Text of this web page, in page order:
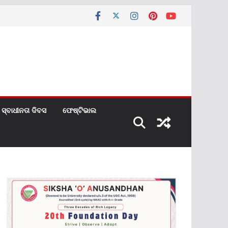
ସ୍ବାଧୀନତା ଦିବସ ଫେଷ୍ଟିଭାଲ